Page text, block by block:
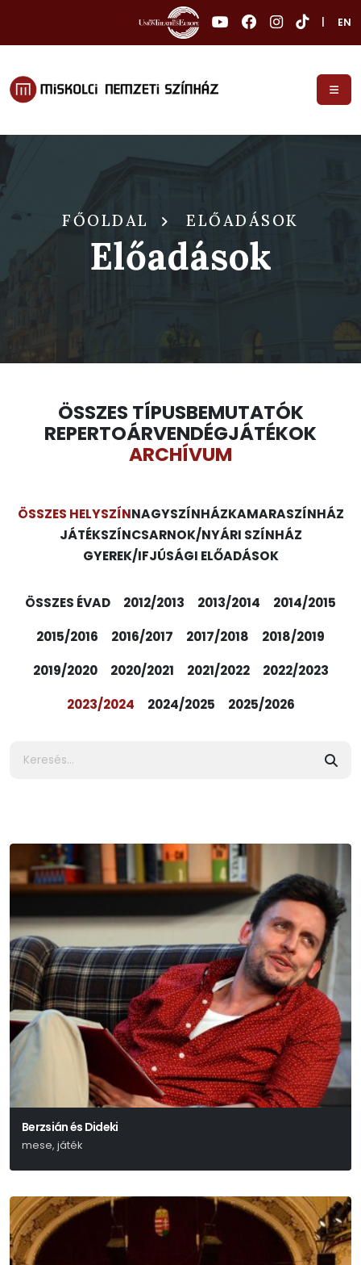
EN
FŐOLDAL ELŐADÁSOK
Előadások
ÖSSZES TÍPUSBEMUTATÓK
REPERTOÁRVENDÉGJÁTÉKOK
ARCHÍVUM
ÖSSZES HELYSZÍNNAGYSZÍNHÁZKAMARASZÍNHÁZ
JÁTÉKSZÍNCSARNOK/NYÁRI SZÍNHÁZ
GYEREK/IFJÚSÁGI ELŐADÁSOK
ÖSSZES ÉVAD 2012/2013 2013/2014
2014/2015
2015/2016
2016/2017 2017/2018
2018/2019
2019/2020
2020/2021 2021/2022
2022/2023
2023/2024
2024/2025 2025/2026
Berzsián és Dideki
mese, játék